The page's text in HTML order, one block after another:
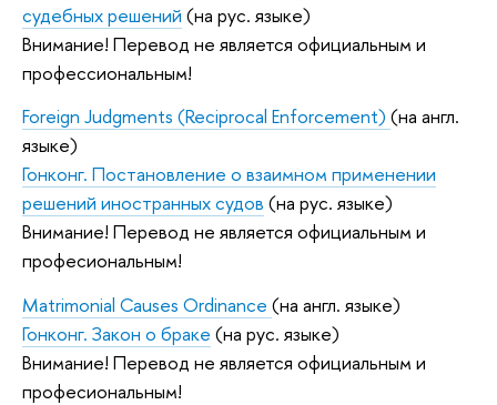
судебных решений (на рус. языке)
Внимание! Перевод не является официальным и
профессиональным!
Foreign Judgments (Reciprocal Enforcement) (на англ.
языке)
Гонконг. Постановление о взаимном применении
решений иностранных судов (на рус. языке)
Внимание! Перевод не является официальным и
професиональным!
Matrimonial Causes Ordinance (на англ. языке)
Гонконг. Закон о браке (на рус. языке)
Внимание! Перевод не является официальным и
професиональным!